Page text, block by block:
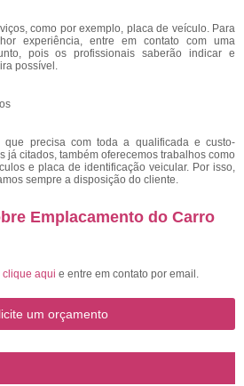
como por exemplo, placa de veículo. Para
experiência, entre em contato com uma
pois os profissionais saberão indicar e
possível.
precisa com toda a qualificada e custo-
já citados, também oferecemos trabalhos como
e placa de identificação veicular. Por isso,
sempre a disposição do cliente.
Emplacamento do Carro
clique aqui e entre em contato por email.
um orçamento